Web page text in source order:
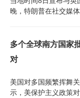
晚，特朗普在社交媒
多个全球南方国家
对
美国对多国频繁挥舞
示，美保护主义政策